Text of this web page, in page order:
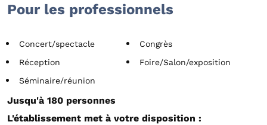
Pour les professionnels
Concert/spectacle
Congrès
Réception
Foire/Salon/exposition
Séminaire/réunion
Jusqu'à 180 personnes
L'établissement met à votre disposition :